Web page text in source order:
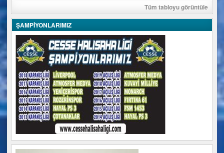
Tüm tabloyu görüntüle
ŞAMPİYONLARIMIZ